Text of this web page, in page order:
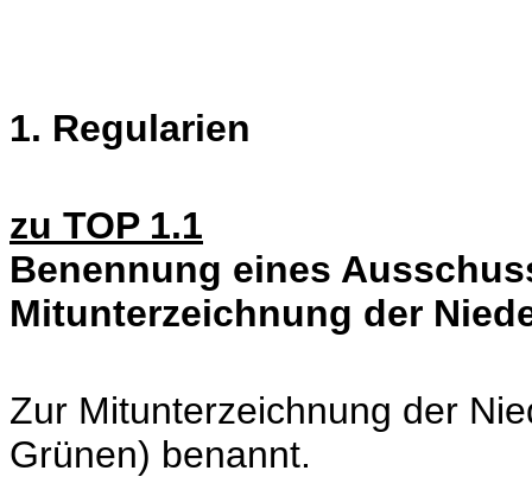
1. Regularien
zu TOP 1.1
Benennung eines
Mitunterzeichnung der
Zur Mitunterzeichnung der
Grünen) benannt.